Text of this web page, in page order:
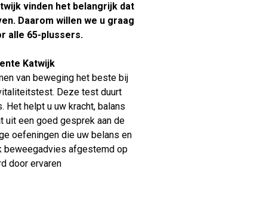
vinden het belangrijk dat
Daarom willen we u graag
alle 65-plussers.
Katwijk
van beweging het beste bij
Deze test duurt
helpt u uw kracht, balans
uit een goed gesprek aan de
oefeningen die uw belans en
beweegadvies afgestemd op
door ervaren